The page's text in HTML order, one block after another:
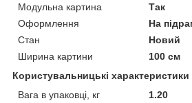
Модульна картина
Так
Оформлення
На
Стан
Новий
Ширина картини
100 см
Користувальницькі характеристики
Вага в упаковці, кг
1.20